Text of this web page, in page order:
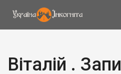
Віталій .